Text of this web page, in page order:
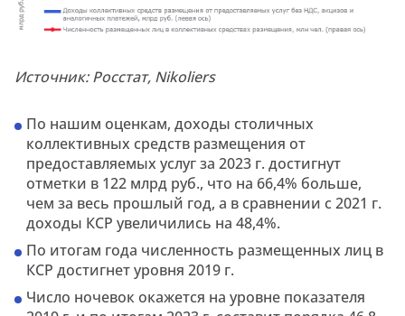
Источник: Росстат, Nikoliers
По нашим оценкам, доходы столичных
коллективных средств размещения от
предоставляемых услуг за 2023 г. достигнут
отметки в 122 млрд руб., что на 66,4% больше,
чем за весь прошлый год, а в сравнении с 2021 г.
доходы КСР увеличились на 48,4%.
По итогам года численность размещенных лиц в
КСР достигнет уровня 2019 г.
Число ночевок окажется на уровне показателя